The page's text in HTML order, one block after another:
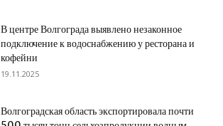
В центре Волгограда выявлено незаконное
подключение к водоснабжению у ресторана и
кофейни
19.11.2025
Волгоградская область экспортировала почти